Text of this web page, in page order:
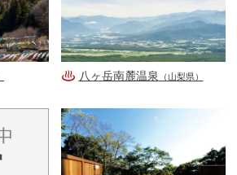
八ヶ岳南麓温泉 （山梨県）